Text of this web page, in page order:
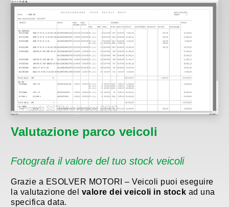
Valutazione parco veicoli
Fotografa il valore del tuo stock veicoli
Grazie a ESOLVER MOTORI – Veicoli puoi eseguire
la valutazione del valore dei veicoli in stock ad una
specifica data.